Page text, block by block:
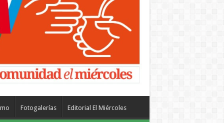
Fotogalerías Editorial El Miércoles